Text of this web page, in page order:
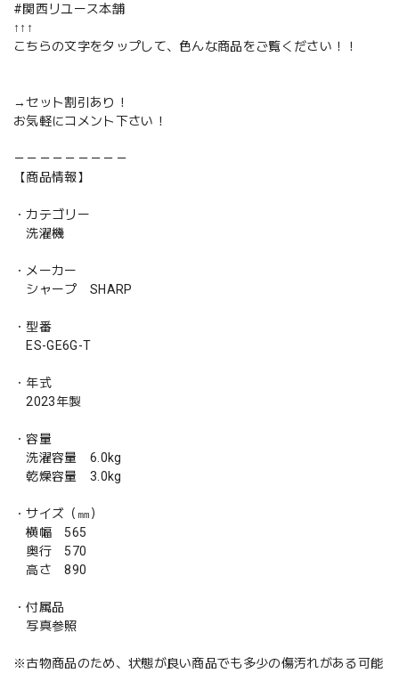
#関西リユース本舗
↑↑↑
こちらの文字をタップして、色んな商品をご覧ください！！
→セット割引あり！
お気軽にコメント下さい！
－－－－－－－－－
【商品情報】
・カテゴリー
洗濯機
・メーカー
シャープ SHARP
・型番
ES-GE6G-T
・年式
2023年製
・容量
洗濯容量 6.0kg
乾燥容量 3.0kg
・サイズ（㎜）
横幅 565
奥行 570
高さ 890
・付属品
写真参照
※古物商品のため、状態が良い商品でも多少の傷汚れがある可能